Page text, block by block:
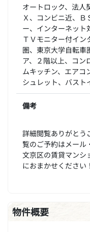
オートロック、法人
Ｘ、コンビニ近、
ー、インターネット
ＴＶモニター付イ
圏、東京大学自転車
ア、２階以上、コン
ムキッチン、エアコ
シュレット、バスト
備考
詳細閲覧ありがとう
覧のご予約はメール
文京区の賃貸マンシ
におまかせください！
物件概要